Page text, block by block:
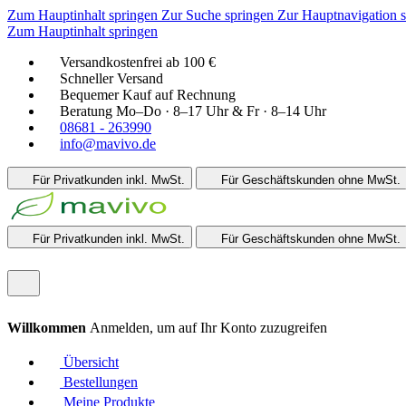
Zum Hauptinhalt springen Zur Suche springen Zur Hauptnavigation
Zum Hauptinhalt springen
Versandkostenfrei ab 100 €
Schneller Versand
Bequemer Kauf auf Rechnung
Beratung Mo–Do · 8–17 Uhr & Fr · 8–14 Uhr
08681 - 263990
info@mavivo.de
Für Privatkunden inkl. MwSt. Für Geschäftskunden ohne MwSt.
Für Privatkunden inkl. MwSt. Für Geschäftskunden ohne MwSt.
Willkommen Anmelden, um auf Ihr Konto zuzugreifen
Übersicht
Bestellungen
Meine Produkte